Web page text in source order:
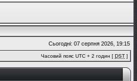
Сьогодні: 07 серпня 2026, 19:15
Часовий пояс UTC + 2 годин [ DST ]